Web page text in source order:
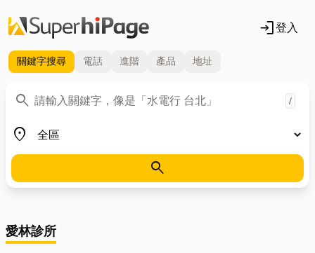
login登入
關鍵字搜尋 電話 進階 產品 地址
search
關鍵字 /
place
地區
search
愛林診所